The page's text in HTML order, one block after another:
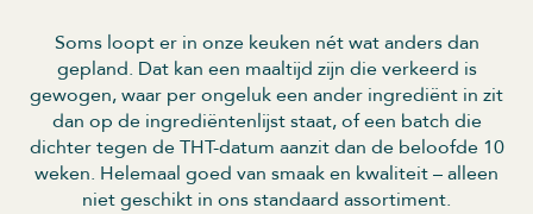
Soms loopt er in onze keuken nét wat anders dan
gepland. Dat kan een maaltijd zijn die verkeerd is
gewogen, waar per ongeluk een ander ingrediënt in zit
dan op de ingrediëntenlijst staat, of een batch die
dichter tegen de THT-datum aanzit dan de beloofde 10
weken. Helemaal goed van smaak en kwaliteit – alleen
niet geschikt in ons standaard assortiment.